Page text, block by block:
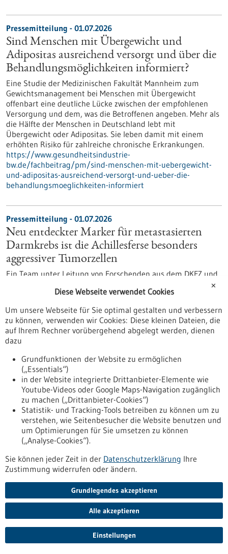
Pressemitteilung - 01.07.2026
Sind Menschen mit Übergewicht und
Adipositas ausreichend versorgt und über die
Behandlungsmöglichkeiten informiert?
Eine Studie der Medizinischen Fakultät Mannheim zum
Gewichtsmanagement bei Menschen mit Übergewicht
offenbart eine deutliche Lücke zwischen der empfohlenen
Versorgung und dem, was die Betroffenen angeben. Mehr als
die Hälfte der Menschen in Deutschland lebt mit
Übergewicht oder Adipositas. Sie leben damit mit einem
erhöhten Risiko für zahlreiche chronische Erkrankungen.
https://www.gesundheitsindustrie-
bw.de/fachbeitrag/pm/sind-menschen-mit-uebergewicht-
und-adipositas-ausreichend-versorgt-und-ueber-die-
behandlungsmoeglichkeiten-informiert
Pressemitteilung - 01.07.2026
Neu entdeckter Marker für metastasierten
Darmkrebs ist die Achillesferse besonders
aggressiver Tumorzellen
Ein Team unter Leitung von Forschenden aus dem DKFZ und
vielversprechenden Ansatz zur Behandlung von
fortgeschrittenem Darmkrebs entdeckt. Die Studie
identifiziert einen wichtigen Marker besonders aggressiver
und therapieresistenter Darmkrebszellen. Zugleich zeigen die
Forschenden an Modellen, dass bereits zugelassene
Medikamente gegen diesen Marker die Metastasen-
initiierenden Zellen gezielt angreifen.
https://www.gesundheitsindustrie-
bw.de/fachbeitrag/pm/neu-entdeckter-marker-fuer-
metastasierten-darmkrebs-ist-die-achillesferse-besonders-
aggressiver-tumorzellen
FlareOn Biotech - fluoreszente Tumorrand-Erkennung -
01.07.2026
Sensor soll Tumorreste direkt beim Eingriff
Um einen Tumor im Kopf-Halsbereich sicher zu entfernen,
muss zuverlässig zwischen krankem und gesundem Gewebe
✕
Diese Webseite verwendet Cookies
Um unsere Webseite für Sie optimal gestalten und verbessern
zu können, verwenden wir Cookies: Diese kleinen Dateien, die
auf Ihrem Rechner vorübergehend abgelegt werden, dienen
dazu
Grundfunktionen der Website zu ermöglichen
(„Essentials“)
in der Website integrierte Drittanbieter-Elemente wie
Youtube-Videos oder Google Maps-Navigation zugänglich
zu machen („Drittanbieter-Cookies“)
Statistik- und Tracking-Tools betreiben zu können um zu
verstehen, wie Seitenbesucher die Website benutzen und
um Optimierungen für Sie umsetzen zu können
(„Analyse-Cookies“).
Sie können jeder Zeit in der Datenschutzerklärung Ihre
Zustimmung widerrufen oder ändern.
Grundlegendes akzeptieren
Alle akzeptieren
Einstellungen